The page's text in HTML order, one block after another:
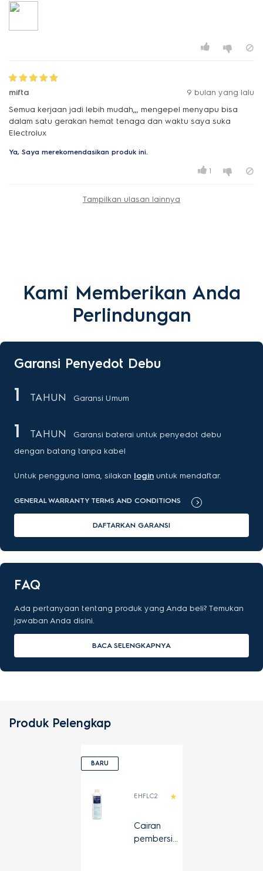
mifta
9 bulan yang lalu
Semua kerjaan jadi lebih mudah,,, mengepel menyapu bisa
dalam satu gerakan hemat tenaga dan waktu saya suka
Electrolux
Ya, Saya merekomendasikan produk ini.
1
Tampilkan ulasan lainnya
Kami Memberikan Anda
Perlindungan
Garansi Penyedot Debu
1 TAHUN Garansi Umum
1 TAHUN
Garansi baterai untuk penyedot debu
dengan batang tanpa kabel
Untuk pengguna lama, silakan login untuk mendaftar.
GENERAL WARRANTY TERMS AND CONDITIONS
DAFTARKAN GARANSI
FAQ
Ada pertanyaan tentang produk yang Anda beli? Temukan
jawaban Anda disini.
BACA SELENGKAPNYA
Produk Pelengkap
BARU
EHFLC2
Cairan
pembersih